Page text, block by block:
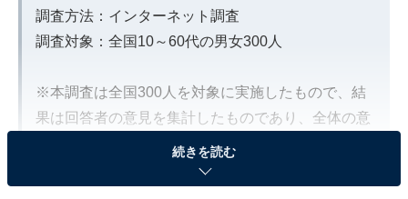
調査方法：インターネット調査
調査対象：全国10～60代の男女300人
※本調査は全国300人を対象に実施したもので、結
果は回答者の意見を集計したものであり、全体の意
見を断定的に示すものではありません
続きを読む